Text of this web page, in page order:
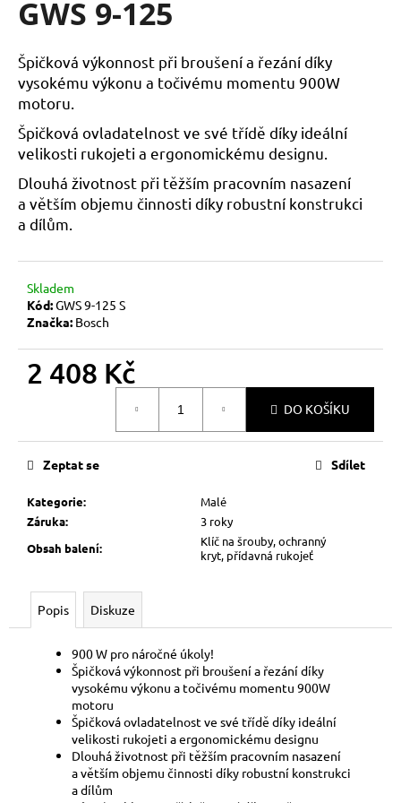
GWS 9-125
Špičková výkonnost při broušení a řezání díky
vysokému výkonu a točivému momentu 900W
motoru.
Špičková ovladatelnost ve své třídě díky ideální
velikosti rukojeti a ergonomickému designu.
Dlouhá životnost při těžším pracovním nasazení
a větším objemu činnosti díky robustní konstrukci
a dílům.
Skladem
Kód:GWS 9-125 S
Značka: Bosch
2 408 Kč
DO KOŠÍKU
Kategorie:
Malé
Záruka:
3 roky
Obsah balení:
Klíč na šrouby, ochranný
kryt, přídavná rukojeť
Zeptat se Sdílet
Popis Diskuze
900 W pro náročné úkoly!
Špičková výkonnost při broušení a řezání díky
vysokému výkonu a točivému momentu 900W
motoru
Špičková ovladatelnost ve své třídě díky ideální
velikosti rukojeti a ergonomickému designu
Dlouhá životnost při těžším pracovním nasazení
a větším objemu činnosti díky robustní konstrukci
a dílům
a
j
í
t
?
HLEDAT
D
o
p
o
u
j
e
e